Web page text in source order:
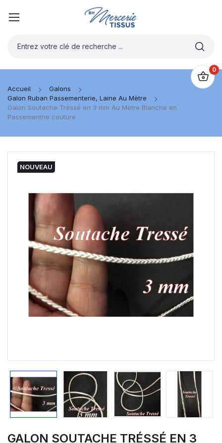
0
Accueil
Galons
Galon Ruban Passementerie, Laine Au Mètre
Galon Soutache Tréssé en 3 mm Au Mètre Blanche en
Passementrie couture.
NOUVEAU
GALON SOUTACHE TRÉSSÉ EN 3